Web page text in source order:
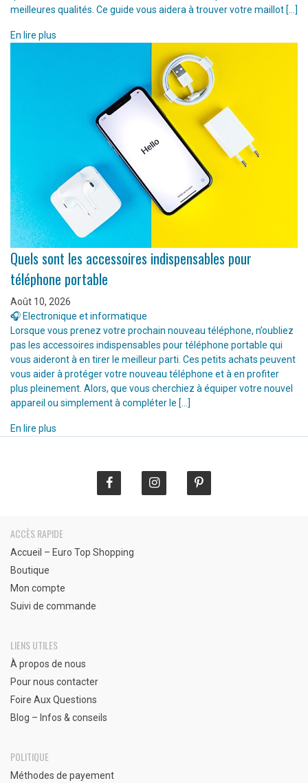
meilleures qualités. Ce guide vous aidera à trouver votre maillot […]
En lire plus
Quels sont les accessoires indispensables pour
téléphone portable
Août 10, 2026
🎧 Electronique et informatique
Lorsque vous prenez votre prochain nouveau téléphone, n’oubliez
pas les accessoires indispensables pour téléphone portable qui
vous aideront à en tirer le meilleur parti. Ces petits achats peuvent
vous aider à protéger votre nouveau téléphone et à en profiter
plus pleinement. Alors, que vous cherchiez à équiper votre nouvel
appareil ou simplement à compléter le […]
En lire plus
ACCÈS RAPIDE
Accueil – Euro Top Shopping
Boutique
Mon compte
Suivi de commande
LIENS UTILES
À propos de nous
Pour nous contacter
Foire Aux Questions
Blog – Infos & conseils
POLITIQUE
Méthodes de payement